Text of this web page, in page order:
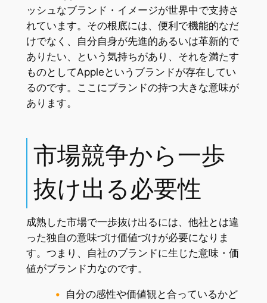
ッシュなブランド・イメージが世界中で支持さ
れています。その根底には、便利で機能的なだ
けでなく、自分自身が先進的あるいは革新的で
ありたい、という気持ちがあり、それを満たす
ものとしてAppleというブランドが存在してい
るのです。ここにブランドの持つ大きな意味が
あります。
市場競争から一歩
抜け出る必要性
成熟した市場で一歩抜け出るには、他社とは違
った独自の意味づけ価値づけが必要になりま
す。つまり、自社のブランドに生じた意味・価
値がブランド力なのです。
自分の感性や価値観と合っているかど